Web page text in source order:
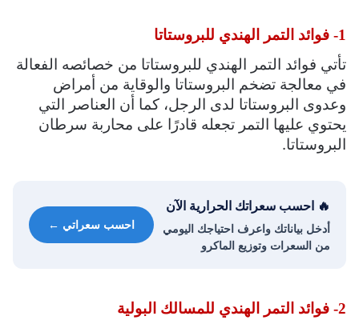
1- فوائد التمر الهندي للبروستاتا
تأتي فوائد التمر الهندي للبروستاتا من خصائصه الفعالة
في معالجة تضخم البروستاتا والوقاية من أمراض
وعدوى البروستاتا لدى الرجل، كما أن العناصر التي
يحتوي عليها التمر تجعله قادرًا على محاربة سرطان
البروستاتا.
🔥 احسب سعراتك الحرارية الآن
أدخل بياناتك واعرف احتياجك اليومي
من السعرات وتوزيع الماكرو
احسب سعراتي ←
2- فوائد التمر الهندي للمسالك البولية